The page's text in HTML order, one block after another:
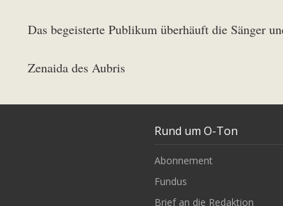
Das begeisterte Publikum überhäuft die Sänger
Zenaida des Aubris
Rund um O-Ton
Abonnement
Fundus
Brief an die Redaktion